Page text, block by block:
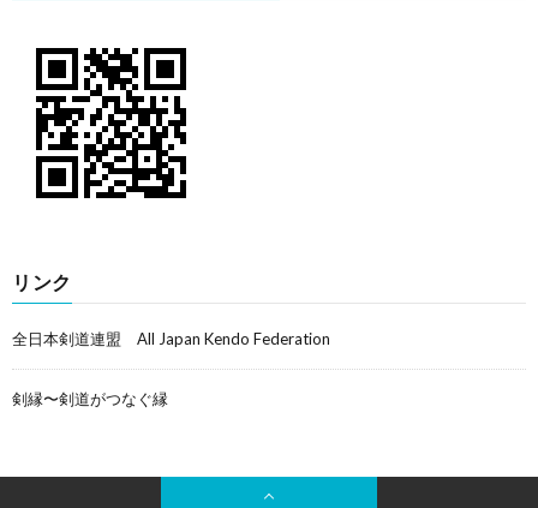
リンク
全日本剣道連盟 All Japan Kendo Federation
剣縁〜剣道がつなぐ縁